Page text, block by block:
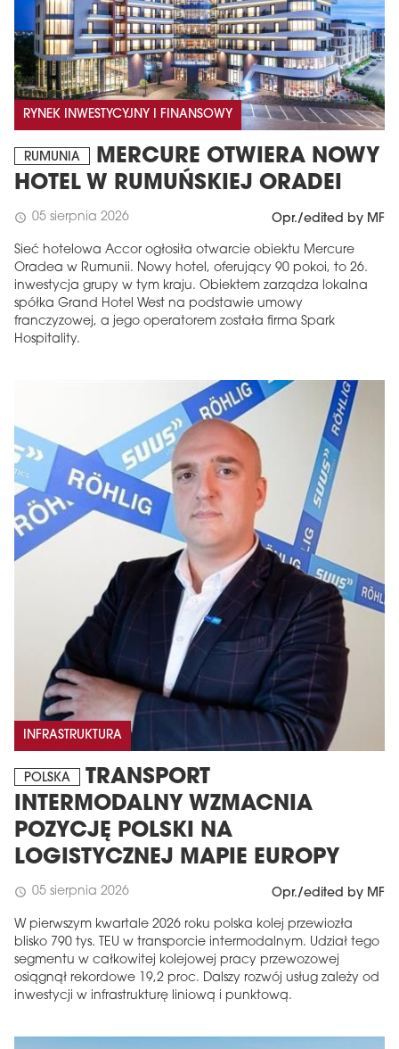
RYNEK INWESTYCYJNY I FINANSOWY
RUMUNIA
MERCURE OTWIERA NOWY
HOTEL W RUMUŃSKIEJ ORADEI
schedule 05 sierpnia 2026 Opr./edited by MF
Sieć hotelowa Accor ogłosiła otwarcie obiektu Mercure
Oradea w Rumunii. Nowy hotel, oferujący 90 pokoi, to 26.
inwestycja grupy w tym kraju. Obiektem zarządza lokalna
spółka Grand Hotel West na podstawie umowy
franczyzowej, a jego operatorem została firma Spark
Hospitality.
INFRASTRUKTURA
POLSKA
TRANSPORT
INTERMODALNY WZMACNIA
POZYCJĘ POLSKI NA
LOGISTYCZNEJ MAPIE EUROPY
schedule 05 sierpnia 2026 Opr./edited by MF
W pierwszym kwartale 2026 roku polska kolej przewiozła
blisko 790 tys. TEU w transporcie intermodalnym. Udział tego
segmentu w całkowitej kolejowej pracy przewozowej
osiągnął rekordowe 19,2 proc. Dalszy rozwój usług zależy od
inwestycji w infrastrukturę liniową i punktową.